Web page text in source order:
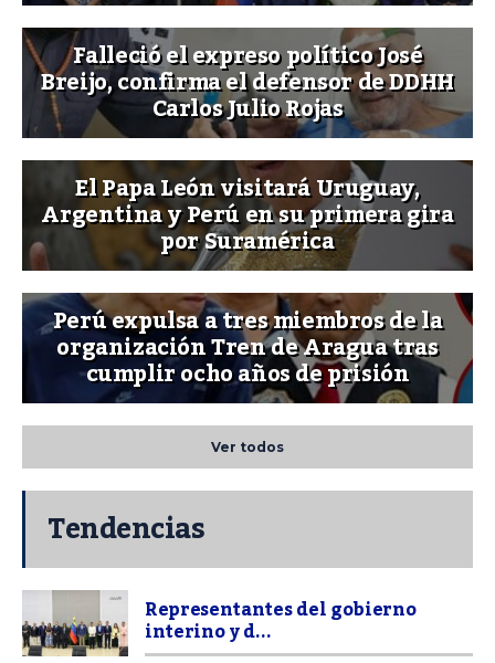
Falleció el expreso político José
Breijo, confirma el defensor de DDHH
Carlos Julio Rojas
El Papa León visitará Uruguay,
Argentina y Perú en su primera gira
por Suramérica
Perú expulsa a tres miembros de la
organización Tren de Aragua tras
cumplir ocho años de prisión
Ver todos
Tendencias
Representantes del gobierno
interino y d...